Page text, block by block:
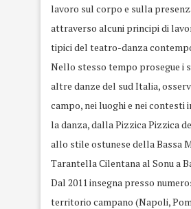
lavoro sul corpo e sulla
attraverso alcuni principi di
tipici del teatro-danza
Nello stesso tempo prosegue i
altre danze del sud Italia,
campo, nei luoghi e nei contesti
la danza, dalla Pizzica Pizzica
allo stile ostunese della Bassa
Tarantella Cilentana al Sonu a
Dal 2011 insegna presso
territorio campano (Napoli,